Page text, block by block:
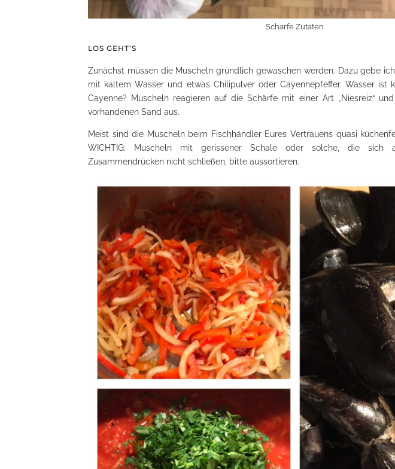
Scharfe Zutaten
LOS GEHT’S
Zunächst müssen die Muscheln gründlich gewaschen werden. Dazu gebe
mit kaltem Wasser und etwas Chilipulver oder Cayennepfeffer. Wasser ist
Cayenne? Muscheln reagieren auf die Schärfe mit einer Art „Niesreiz“
vorhandenen Sand aus.
Meist sind die Muscheln beim Fischhändler Eures Vertrauens quasi
WICHTIG: Muscheln mit gerissener Schale oder solche, die sich
Zusammendrücken nicht schließen, bitte aussortieren.